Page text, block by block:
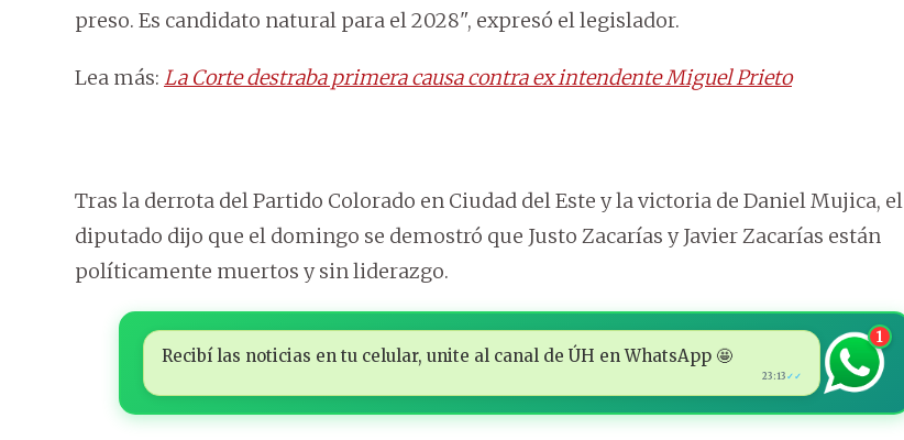
preso. Es candidato natural para el 2028", expresó el legislador.
Lea más: La Corte destraba primera causa contra ex intendente Miguel Prieto
Tras la derrota del Partido Colorado en Ciudad del Este y la victoria de Daniel Mujica, el
diputado dijo que el domingo se demostró que Justo Zacarías y Javier Zacarías están
políticamente muertos y sin liderazgo.
Recibí las noticias en tu celular, unite al canal de ÚH en WhatsApp 🤩
23:13 ✓✓
1